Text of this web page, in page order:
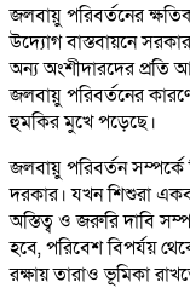
জলবায়ু পরিবর্তনের
উদ্যোগ বাস্তবায়নে
অন্য অংশীদারদের প্রতি
জলবায়ু পরিবর্তনের
হুমকির মুখে পড়েছে।
জলবায়ু পরিবর্তন সম্পর্কে
দরকার। যখন শিশুরা
অস্তিত্ব ও জরুরি দাবি
হবে, পরিবেশ বিপর্যয়
রক্ষায় তারাও ভূমিকা